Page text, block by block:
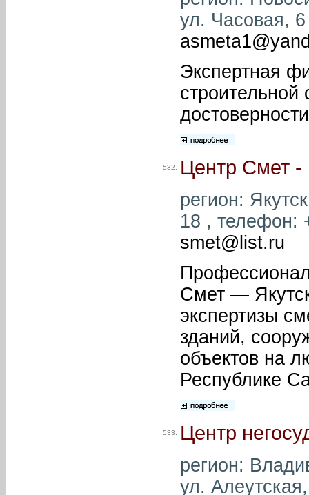
ул. Часовая,
Экспертная
строительной
532. Центр Смет -
регион:
18 , телефон:
smet@list.ru
Смет —
экспертизы
зданий,
объектов на
Республике
533. Центр
регион:
ул.